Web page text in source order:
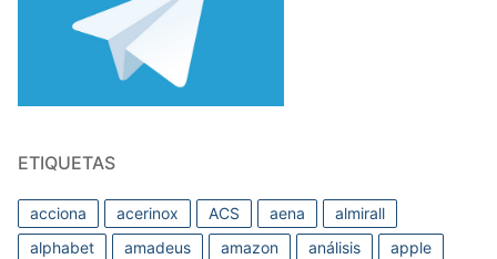
ETIQUETAS
acciona acerinox ACS aena
almirall
alphabet
amadeus amazon análisis
apple